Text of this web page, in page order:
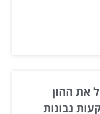
את ההון
נבונות